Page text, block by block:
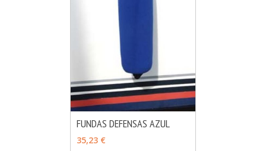
FUNDAS DEFENSAS AZUL
35,23 €